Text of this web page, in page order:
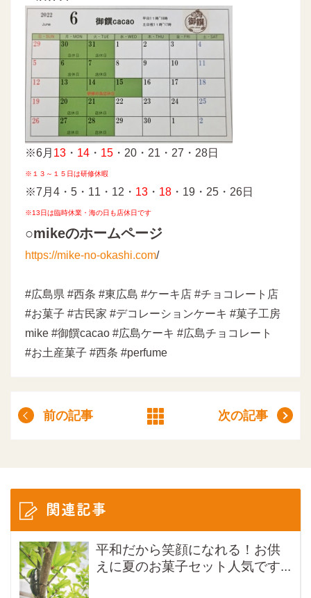
※6月 13 ・ 14 ・ 15 ・20・21・27・28日
※１３～１５日は研修休暇
※7月4・5・11・12・ 13 ・ 18 ・19・25・26日
※13日は臨時休業・海の日も店休日です
○mikeのホームページ
https://mike-no-okashi.com/
#広島県 #西条 #東広島 #ケーキ店 #チョコレート店
#お菓子 #古民家 #デコレーションケーキ #菓子工房
mike #御饌cacao #広島ケーキ #広島チョコレート
#お土産菓子 #西条 #perfume
前の記事 次の記事
関連記事
平和だから笑顔になれる！お供
えに夏のお菓子セット人気です...